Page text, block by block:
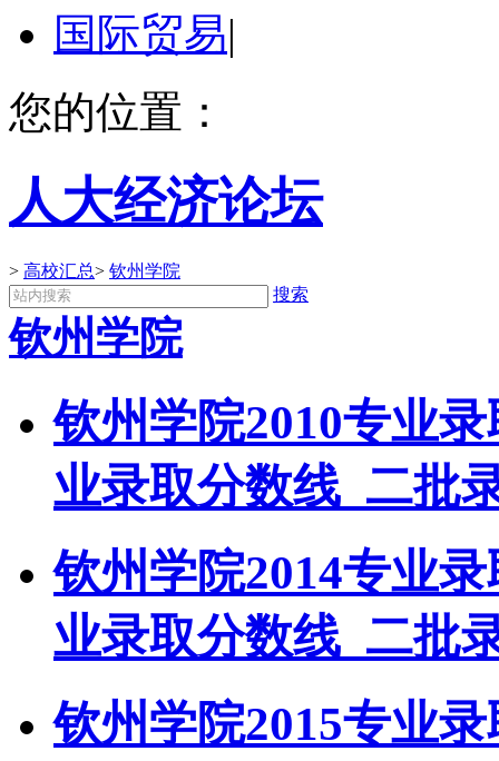
国际贸易|
您的位置：
人大经济论坛
> 高校汇总> 钦州学院
搜索
钦州学院
钦州学院2010专业
业录取分数线_二批
钦州学院2014专业
业录取分数线_二批
钦州学院2015专业